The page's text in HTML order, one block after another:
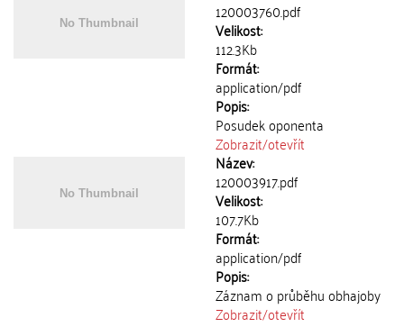
120003760.pdf
Velikost:
112.3Kb
Formát:
application/pdf
Popis:
Posudek oponenta
Zobrazit/otevřít
Název:
120003917.pdf
Velikost:
107.7Kb
Formát:
application/pdf
Popis:
Záznam o průběhu obhajoby
Zobrazit/otevřít